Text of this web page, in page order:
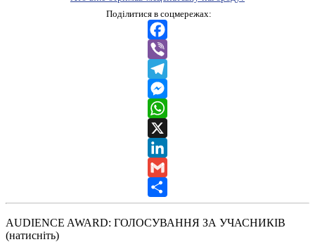
Поділитися в соцмережах:
Facebook
Viber
Telegram
Messenger
WhatsApp
X
LinkedIn
Gmail
Share
AUDIENCE AWARD: ГОЛОСУВАННЯ ЗА УЧАСНИКІВ
(натисніть)